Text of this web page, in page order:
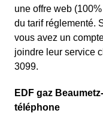
une offre web
du tarif réglementé.
vous avez un
joindre leur service
3099.
EDF gaz
téléphone